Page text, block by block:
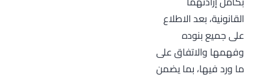
القانونية، بعد الاطلاع
على جميع بنوده
وفهمها والاتفاق على
ما ورد فيها، بما يضمن